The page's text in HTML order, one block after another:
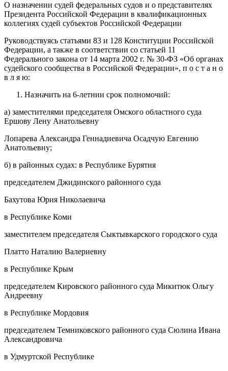
О назначении судей федеральных судов и о представителях
Президента Российской Федерации в квалификационных
коллегиях судей субъектов Российской Федерации
Руководствуясь статьями 83 и 128 Конституции Российской
Федерации, а также в соответствии со статьей 11
Федерального закона от 14 марта 2002 г. № 30-ФЗ «Об органах
судейского сообщества в Российской Федерации», п о с т а н о
в л я ю:
Назначить на 6-летнии срок полномочий:
а) заместителями председателя Омского областного суда
Ершову Лену Анатольевну
Лопарева Александра Геннадиевича Осадчую Евгению
Анатольевну;
б) в районных судах: в Республике Бурятия
председателем Джидинского районного суда
Бахутова Юрия Николаевича
в Республике Коми
заместителем председателя Сыктывкарского городского суда
Платто Наталию Валериевну
в Республике Крым
председателем Кировского районного суда Микитюк Ольгу
Андреевну
в Республике Мордовия
председателем Темниковского районного суда Сюлина Ивана
Александровича
в Удмуртской Республике